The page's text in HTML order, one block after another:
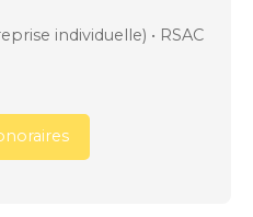
individuelle) • RSAC